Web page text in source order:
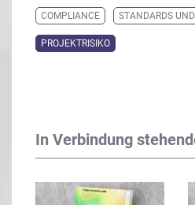
COMPLIANCE STANDARDS
PROJEKTRISIKO
In Verbindung